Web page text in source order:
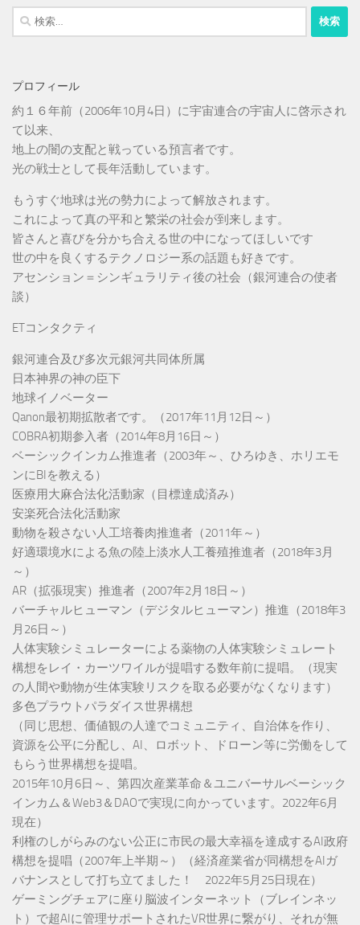
検
索:
プロフィール
約１６年前（2006年10月4日）に宇宙連合の宇宙人に啓示され
て以来、
地上の闇の支配と戦っている預言者です。
光の戦士として長年活動しています。
もうすぐ地球は光の勢力によって解放されます。
これによって真の平和と繁栄の社会が到来します。
皆さんと喜びを分かち合える世の中になってほしいです
世の中を良くするテクノロジー系の話題も好きです。
アセンション＝シンギュラリティ後の社会（銀河連合の使者
談）
ETコンタクティ
銀河連合及び多次元銀河共同体所属
日本神界の神の臣下
地球イノベーター
Qanon最初期拡散者です。（2017年11月12日～）
COBRA初期参入者（2014年8月16日～）
ベーシックインカム推進者（2003年～、ひろゆき、ホリエモ
ンにBIを教える）
医療用大麻合法化活動家（目標達成済み）
安楽死合法化活動家
動物を殺さない人工培養肉推進者（2011年～）
好適環境水による魚の陸上淡水人工養殖推進者（2018年3月
～）
AR（拡張現実）推進者（2007年2月18日～）
バーチャルヒューマン（デジタルヒューマン）推進（2018年3
月26日～）
人体実験シミュレーターによる薬物の人体実験シミュレート
構想をレイ・カーツワイルが提唱する数年前に提唱。（現実
の人間や動物が生体実験リスクを取る必要がなくなります）
多色プラウトパラダイス世界構想
（同じ思想、価値観の人達でコミュニティ、自治体を作り、
資源を公平に分配し、AI、ロボット、ドローン等に労働をして
もらう世界構想を提唱。
2015年10月6日～、第四次産業革命＆ユニバーサルベーシック
インカム＆Web3＆DAOで実現に向かっています。2022年6月
現在）
利権のしがらみのない公正に市民の最大幸福を達成するAI政府
構想を提唱（2007年上半期～）（経済産業省が同構想をAIガ
バナンスとして打ち立てました！ 2022年5月25日現在）
ゲーミングチェアに座り脳波インターネット（ブレインネッ
ト）で超AIに管理サポートされたVR世界に繋がり、それが無